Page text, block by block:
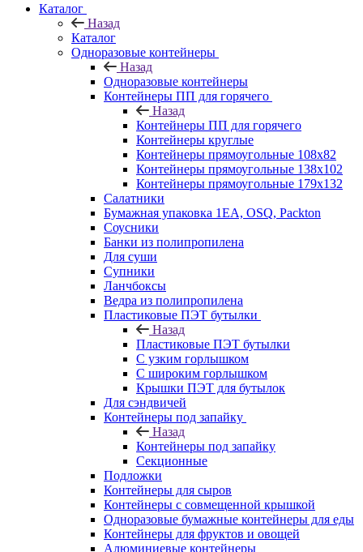
Каталог
Назад
Каталог
Одноразовые контейнеры
Назад
Одноразовые контейнеры
Контейнеры ПП для горячего
Назад
Контейнеры ПП для горячего
Контейнеры круглые
Контейнеры прямоугольные 108х82
Контейнеры прямоугольные 138х102
Контейнеры прямоугольные 179х132
Салатники
Бумажная упаковка 1ЕА, OSQ, Packton
Соусники
Банки из полипропилена
Для суши
Супники
Ланчбоксы
Ведра из полипропилена
Пластиковые ПЭТ бутылки
Назад
Пластиковые ПЭТ бутылки
С узким горлышком
С широким горлышком
Крышки ПЭТ для бутылок
Для сэндвичей
Контейнеры под запайку
Назад
Контейнеры под запайку
Секционные
Подложки
Контейнеры для сыров
Контейнеры с совмещенной крышкой
Одноразовые бумажные контейнеры для еды
Контейнеры для фруктов и овощей
Алюминиевые контейнеры